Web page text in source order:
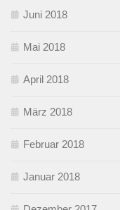
Juni 2018
Mai 2018
April 2018
März 2018
Februar 2018
Januar 2018